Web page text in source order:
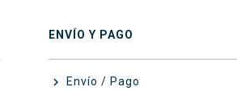
ENVÍO Y PAGO
 Envío / Pago